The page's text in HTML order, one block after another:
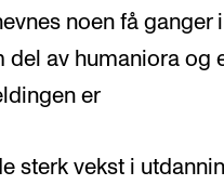
noen få ganger
av humaniora og
er
sterk vekst i